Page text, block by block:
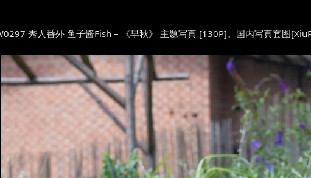
秀人番外 鱼子酱Fish – 《早秋》 主题写真 [130P]。国内写真套图